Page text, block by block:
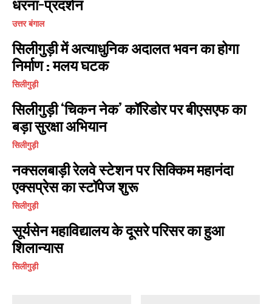
I WANT IN
I've read and accept the
धरना-प्रदर्शन
उत्तर बंगाल
सिलीगुड़ी में अत्याधुनिक अदालत भवन का होगा
निर्माण : मलय घटक
सिलीगुड़ी
सिलीगुड़ी ‘चिकन नेक’ कॉरिडोर पर बीएसएफ का
बड़ा सुरक्षा अभियान
सिलीगुड़ी
नक्सलबाड़ी रेलवे स्टेशन पर सिक्किम महानंदा
एक्सप्रेस का स्टॉपेज शुरू
सिलीगुड़ी
सूर्यसेन महाविद्यालय के दूसरे परिसर का हुआ
शिलान्यास
सिलीगुड़ी